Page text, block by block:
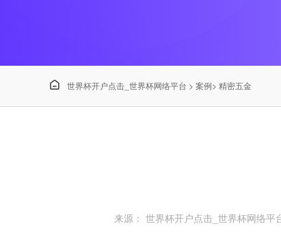
 世界杯开户点击_世界杯网络平台 > 案例> 精密五金
来源： 世界杯开户点击_世界杯网络平